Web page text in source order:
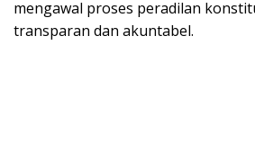
mengawal proses peradilan
transparan dan akuntabel.